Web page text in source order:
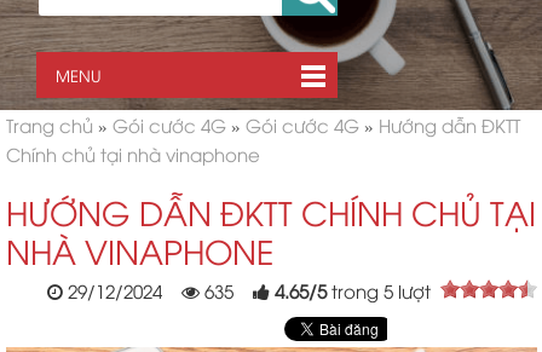
MENU
Trang chủ » Gói cước 4G » Gói cước 4G » Hướng dẫn ĐKTT
Chính chủ tại nhà vinaphone
HƯỚNG DẪN ĐKTT CHÍNH CHỦ TẠI
NHÀ VINAPHONE
29/12/2024 635 4.65/5 trong5 lượt